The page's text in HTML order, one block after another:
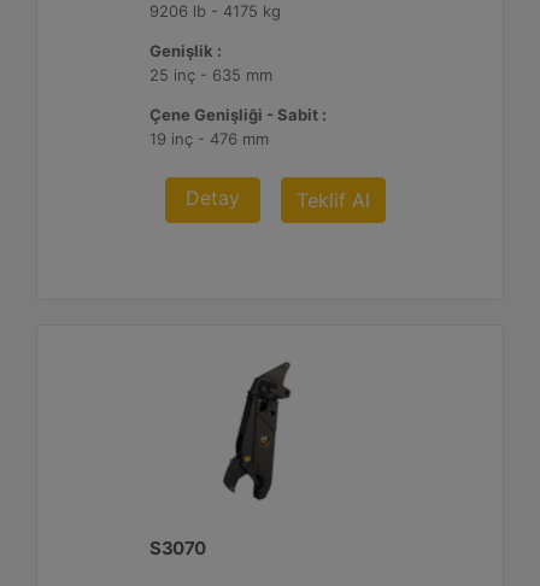
9206 lb - 4175 kg
Genişlik :
25 inç - 635 mm
Çene Genişliği - Sabit :
19 inç - 476 mm
Detay Teklif Al
S3070